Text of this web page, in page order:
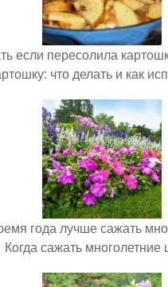
если пересолила
что делать и как
года лучше сажать
Когда сажать многолетние